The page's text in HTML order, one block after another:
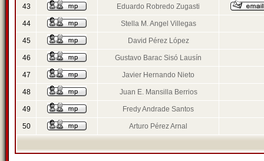
43 Eduardo Robredo Zugasti
44 Stella M. Angel Villegas
45 David Pérez López
46 Gustavo Barac Sisó Lausín
47 Javier Hernando Nieto
48 Juan E. Mansilla Berrios
49 Fredy Andrade Santos
50 Arturo Pérez Arnal